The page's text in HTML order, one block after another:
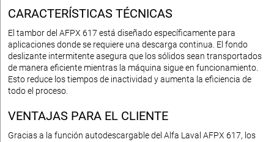
CARACTERÍSTICAS TÉCNICAS
El tambor del AFPX 617 está diseñado específicamente para
aplicaciones donde se requiere una descarga continua. El fondo
deslizante intermitente asegura que los sólidos sean transportados
de manera eficiente mientras la máquina sigue en funcionamiento.
Esto reduce los tiempos de inactividad y aumenta la eficiencia de
todo el proceso.
VENTAJAS PARA EL CLIENTE
Gracias a la función autodescargable del Alfa Laval AFPX 617, los